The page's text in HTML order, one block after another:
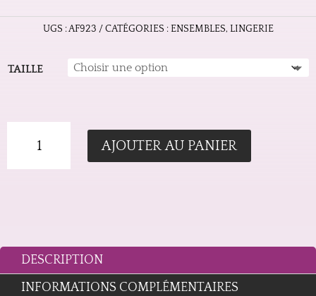
UGS :AF923 CATÉGORIES : ENSEMBLES, LINGERIE
TAILLE
AJOUTER AU PANIER
DESCRIPTION
INFORMATIONS COMPLÉMENTAIRES